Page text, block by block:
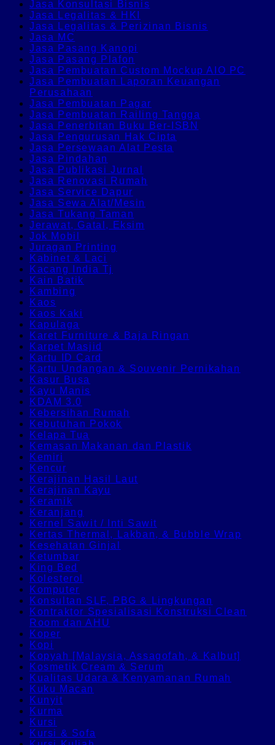
Jasa Konsultasi Bisnis
Jasa Legalitas & HKI
Jasa Legalitas & Perizinan Bisnis
Jasa MC
Jasa Pasang Kanopi
Jasa Pasang Plafon
Jasa Pembuatan Custom Mockup AIO PC
Jasa Pembuatan Laporan Keuangan
Perusahaan
Jasa Pembuatan Pagar
Jasa Pembuatan Railing Tangga
Jasa Penerbitan Buku Ber-ISBN
Jasa Pengurusan Hak Cipta
Jasa Persewaan Alat Pesta
Jasa Pindahan
Jasa Publikasi Jurnal
Jasa Renovasi Rumah
Jasa Service Dapur
Jasa Sewa Alat/Mesin
Jasa Tukang Taman
Jerawat, Gatal, Eksim
Jok Mobil
Juragan Printing
Kabinet & Laci
Kacang India Tj
Kain Batik
Kambing
Kaos
Kaos Kaki
Kapulaga
Karet Furniture & Baja Ringan
Karpet Masjid
Kartu ID Card
Kartu Undangan & Souvenir Pernikahan
Kasur Busa
Kayu Manis
KDAM 3.0
Kebersihan Rumah
Kebutuhan Pokok
Kelapa Tua
Kemasan Makanan dan Plastik
Kemiri
Kencur
Kerajinan Hasil Laut
Kerajinan Kayu
Keramik
Keranjang
Kernel Sawit / Inti Sawit
Kertas Thermal, Lakban, & Bubble Wrap
Kesehatan Ginjal
Ketumbar
King Bed
Kolesterol
Komputer
Konsultan SLF, PBG & Lingkungan
Kontraktor Spesialisasi Konstruksi Clean
Room dan AHU
Koper
Kopi
Kopyah [Malaysia, Assagofah, & Kalbut]
Kosmetik Cream & Serum
Kualitas Udara & Kenyamanan Rumah
Kuku Macan
Kunyit
Kurma
Kursi
Kursi & Sofa